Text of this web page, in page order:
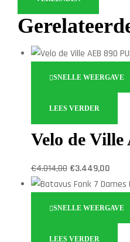
SNELLE WEERGAVE
LEES VERDER
Velo de Ville
€4.014,00 €3.449,00
SNELLE WEERGAVE
LEES VERDER